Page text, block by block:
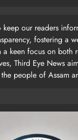
keep our readers
fostering a
a keen focus on both
Third Eye News
people of Assam